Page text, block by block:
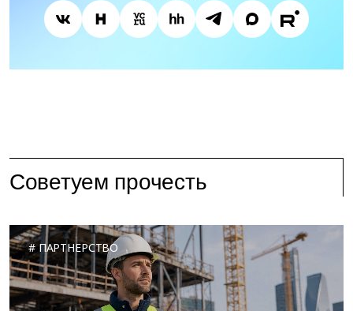
Советуем прочесть
ПАРТНЕРСТВО